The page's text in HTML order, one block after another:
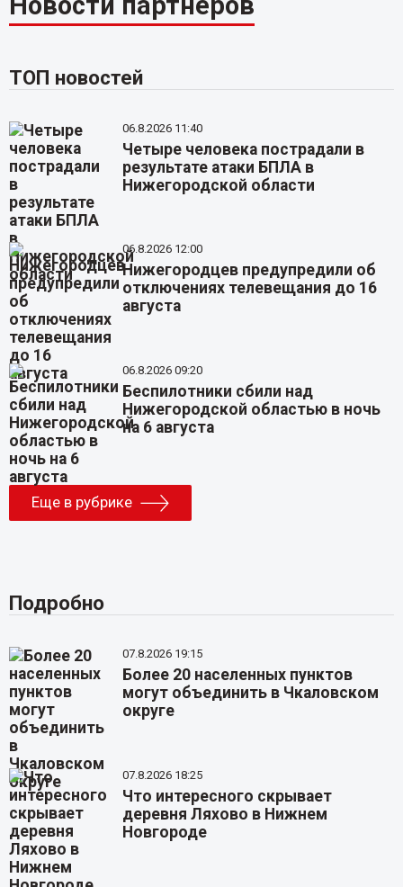
ТОП новостей
06.8.2026 11:40
Четыре человека пострадали в
результате атаки БПЛА в
Нижегородской области
06.8.2026 12:00
Нижегородцев предупредили об
отключениях телевещания до 16
августа
06.8.2026 09:20
Беспилотники сбили над
Нижегородской областью в ночь
на 6 августа
Еще в рубрике
Подробно
07.8.2026 19:15
Более 20 населенных пунктов
могут объединить в Чкаловском
округе
07.8.2026 18:25
Что интересного скрывает
деревня Ляхово в Нижнем
Новгороде